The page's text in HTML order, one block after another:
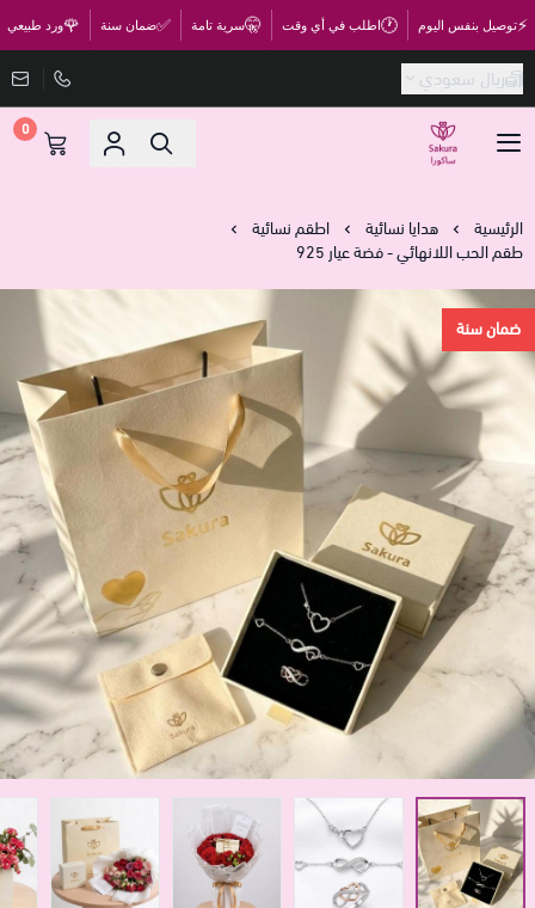
⚡توصيل بنفس اليوم 🕐اطلب في أي وقت 🤫سرية تامة ✅ضمان سنة 🌹ورد طبيعي
ريال سعودي
متجر ساكورا
0
الرئيسية هدايا نسائية
اطقم نسائية
طقم الحب اللانهائي - فضة عيار 925
ضمان سنة